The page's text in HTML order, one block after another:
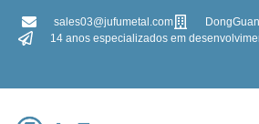
sales03@jufumetal.com
14 anos especializados em